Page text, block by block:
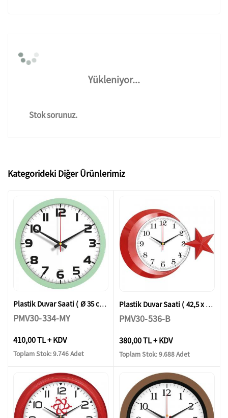
Yükleniyor...
Stok sorunuz.
Kategorideki Diğer Ürünlerimiz
Plastik Duvar Saati ( Ø 35 cm )
PMV30-334-MY
410,00 TL + KDV
Toplam Stok: 9.746 Adet
Plastik Duvar Saati ( 42,5 x 30,5 cm )
PMV30-536-B
380,00 TL + KDV
Toplam Stok: 9.688 Adet